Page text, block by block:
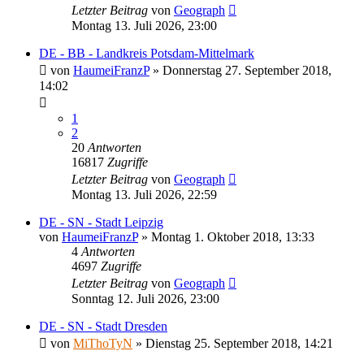
Letzter Beitrag von Geograph
Montag 13. Juli 2026, 23:00
DE - BB - Landkreis Potsdam-Mittelmark
von HaumeiFranzP» Donnerstag 27. September 2018,
14:02
1
2
20 Antworten
16817 Zugriffe
Letzter Beitrag von Geograph
Montag 13. Juli 2026, 22:59
DE - SN - Stadt Leipzig
von HaumeiFranzP» Montag 1. Oktober 2018, 13:33
4 Antworten
4697 Zugriffe
Letzter Beitrag von Geograph
Sonntag 12. Juli 2026, 23:00
DE - SN - Stadt Dresden
von MiThoTyN » Dienstag 25. September 2018, 14:21